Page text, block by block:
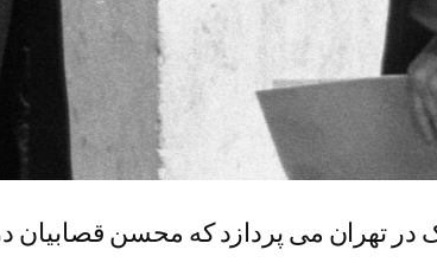
تهران می پردازد که محسن قصابیان